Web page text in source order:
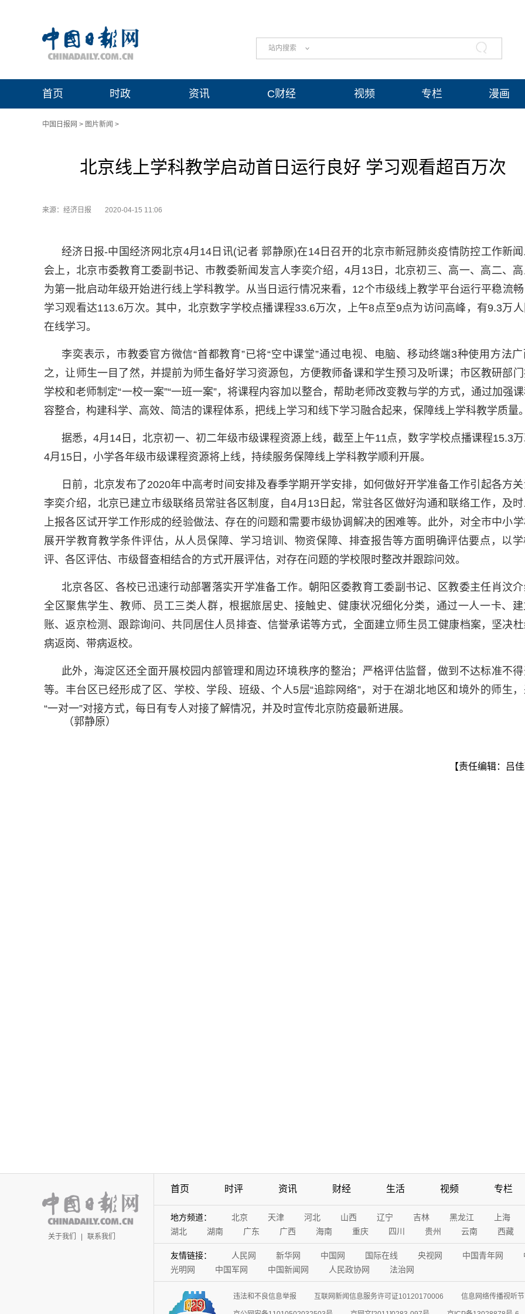
站内搜索
首页 时政 资讯 C财经 视频 专栏 漫画
中国日报网 > 图片新闻 >
北京线上学科教学启动首日运行良好 学习观看超百万次
来源：经济日报 2020-04-15 11:06
经济日报-中国经济网北京4月14日讯(记者 郭静原)在14日召开的北京市新冠肺炎疫情防控工作新
会上，北京市委教育工委副书记、市教委新闻发言人李奕介绍，4月13日，北京初三、高一、高二、
为第一批启动年级开始进行线上学科教学。从当日运行情况来看，12个市级线上教学平台运行平稳流
学习观看达113.6万次。其中，北京数字学校点播课程33.6万次，上午8点至9点为访问高峰，有9.3万
在线学习。
李奕表示，市教委官方微信“首都教育”已将“空中课堂”通过电视、电脑、移动终端3种使用方法
之，让师生一目了然，并提前为师生备好学习资源包，方便教师备课和学生预习及听课；市区教研部
学校和老师制定“一校一案”“一班一案”，将课程内容加以整合，帮助老师改变教与学的方式，通过加强
容整合，构建科学、高效、简洁的课程体系，把线上学习和线下学习融合起来，保障线上学科教学质量
据悉，4月14日，北京初一、初二年级市级课程资源上线，截至上午11点，数字学校点播课程15.3
4月15日，小学各年级市级课程资源将上线，持续服务保障线上学科教学顺利开展。
日前，北京发布了2020年中高考时间安排及春季学期开学安排，如何做好开学准备工作引起各方
李奕介绍，北京已建立市级联络员常驻各区制度，自4月13日起，常驻各区做好沟通和联络工作，及
上报各区试开学工作形成的经验做法、存在的问题和需要市级协调解决的困难等。此外，对全市中小
展开学教育教学条件评估，从人员保障、学习培训、物资保障、排查报告等方面明确评估要点，以
评、各区评估、市级督查相结合的方式开展评估，对存在问题的学校限时整改并跟踪问效。
北京各区、各校已迅速行动部署落实开学准备工作。朝阳区委教育工委副书记、区教委主任肖汶
全区聚焦学生、教师、员工三类人群，根据旅居史、接触史、健康状况细化分类，通过一人一卡、
账、返京检测、跟踪询问、共同居住人员排查、信誉承诺等方式，全面建立师生员工健康档案，坚决
病返岗、带病返校。
此外，海淀区还全面开展校园内部管理和周边环境秩序的整治；严格评估监督，做到不达标准不
等。丰台区已经形成了区、学校、学段、班级、个人5层“追踪网络”，对于在湖北地区和境外的师生
“一对一”对接方式，每日有专人对接了解情况，并及时宣传北京防疫最新进展。
（郭静原）
【责任编辑：吕
关于我们 | 联系我们
首页 时评 资讯 财经 生活 视频 专栏
地方频道： 北京 天津 河北 山西 辽宁 吉林 黑龙江
上海
湖北
湖南 广东 广西 海南 重庆 四川 贵州 云南 西藏
友情链接： 人民网 新华网 中国网 国际在线 央视网 中国青年网
光明网
中国军网 中国新闻网 人民政协网 法治网
违法和不良信息举报 互联网新闻信息服务许可证10120170006 信息网络传播视听